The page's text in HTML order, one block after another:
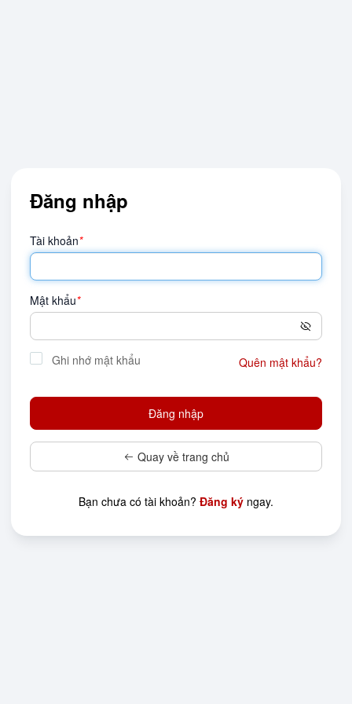
Đăng nhập
Tài khoản*
Mật khẩu*
Ghi nhớ mật khẩu Quên mật khẩu?
Quay về trang chủ
Bạn chưa có tài khoản? Đăng ký ngay.